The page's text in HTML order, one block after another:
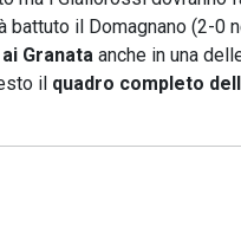
battuto il Domagnano (2-0
Granata anche in una
il quadro completo